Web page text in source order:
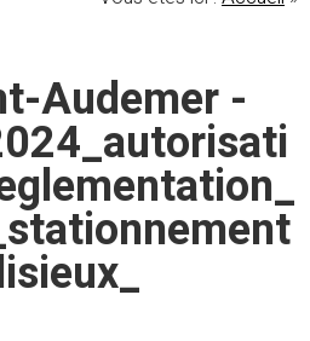
Audemer -